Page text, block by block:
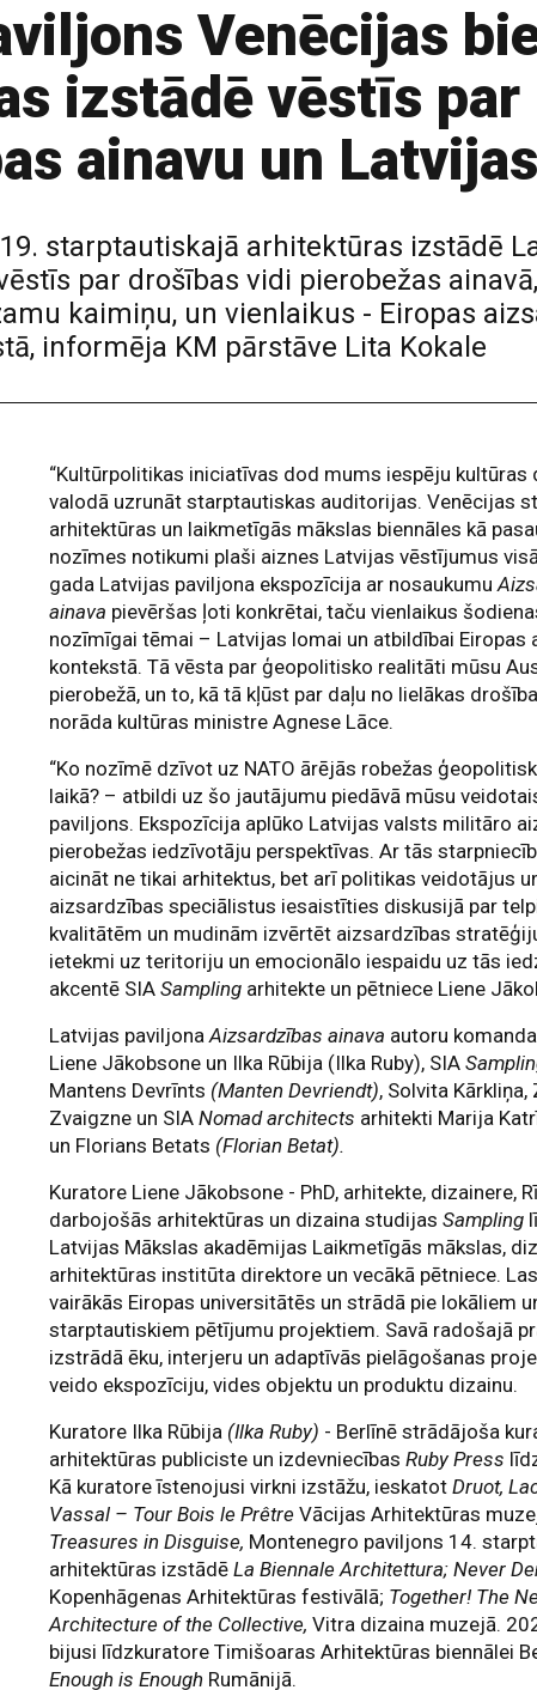
Venēcijas
izstādē vēstīs par
ainavu un
starptautiskajā arhitektūras izstādē
par drošības vidi pierobežas
kaimiņu, un vienlaikus - Eiropas
informēja KM pārstāve Lita Kokale
“Kultūrpolitikas iniciatīvas dod mums iespēju kultūras
valodā uzrunāt starptautiskas auditorijas. Venēcijas
arhitektūras un laikmetīgās mākslas biennāles kā
nozīmes notikumi plaši aiznes Latvijas vēstījumus
gada Latvijas paviljona ekspozīcija ar nosaukumu
ainava pievēršas ļoti konkrētai, taču vienlaikus
nozīmīgai tēmai – Latvijas lomai un atbildībai Eiropas
kontekstā. Tā vēsta par ģeopolitisko realitāti mūsu
pierobežā, un to, kā tā kļūst par daļu no lielākas
norāda kultūras ministre Agnese Lāce.
“Ko nozīmē dzīvot uz NATO ārējās robežas
laikā? – atbildi uz šo jautājumu piedāvā mūsu
paviljons. Ekspozīcija aplūko Latvijas valsts militāro
pierobežas iedzīvotāju perspektīvas. Ar tās
aicināt ne tikai arhitektus, bet arī politikas veidotājus
aizsardzības speciālistus iesaistīties diskusijā par
kvalitātēm un mudinām izvērtēt aizsardzības
ietekmi uz teritoriju un emocionālo iespaidu uz tās
akcentē SIASampling arhitekte un pētniece Liene
Latvijas paviljonaAizsardzības ainava autoru
Liene Jākobsone un Ilka Rūbija (Ilka Ruby), SIA
Mantens Devrīnts (Manten Devriendt), Solvita Kārkliņa,
Zvaigzne un SIANomad architects arhitekti Marija
un Florians Betats (Florian Betat).
Kuratore Liene Jākobsone - PhD, arhitekte, dizainere,
darbojošās arhitektūras un dizaina studijasSampling
Latvijas Mākslas akadēmijas Laikmetīgās mākslas,
arhitektūras institūta direktore un vecākā pētniece.
vairākās Eiropas universitātēs un strādā pie lokāliem
starptautiskiem pētījumu projektiem. Savā radošajā
izstrādā ēku, interjeru un adaptīvās pielāgošanas
veido ekspozīciju, vides objektu un produktu dizainu.
Kuratore Ilka Rūbija (Ilka Ruby) - Berlīnē strādājoša
arhitektūras publiciste un izdevniecībasRuby Press
Kā kuratore īstenojusi virkni izstāžu, ieskatotDruot,
Vassal – Tour Bois le Prêtre Vācijas Arhitektūras
Treasures in Disguise, Montenegro paviljons 14.
arhitektūras izstādēLa Biennale Architettura; Never
Kopenhāgenas Arhitektūras festivālā; Together! The
Architecture of the Collective,Vitra dizaina muzejā.
bijusi līdzkuratore Timišoaras Arhitektūras biennālei
Enough is Enough Rumānijā.